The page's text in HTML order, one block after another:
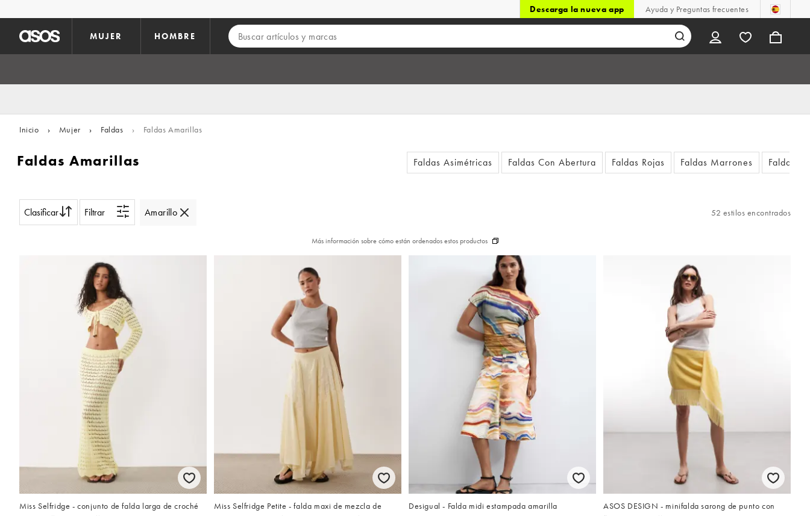
Descarga la nueva app Ayuda y Preguntas frecuentes
MUJER HOMBRE
Inicio › Mujer › Faldas › Faldas Amarillas
Faldas Amarillas Faldas Asimétricas Faldas Con Abertura Faldas Rojas Faldas Marrones Faldas
Clasificar Filtrar Amarillo 52 estilos encontrados
Más información sobre cómo están ordenados estos productos
Miss Selfridge - conjunto de falda larga de croché
Miss Selfridge Petite - falda maxi de mezcla de
Desigual - Falda midi estampada amarilla
ASOS DESIGN - minifalda sarong de punto con